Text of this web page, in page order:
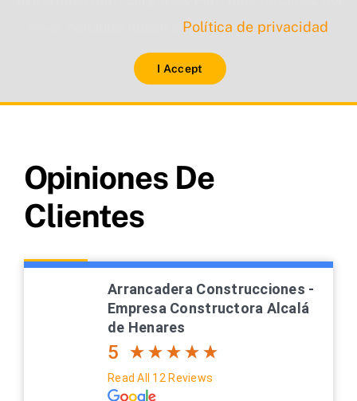
Política de privacidad
I Accept
Opiniones De
Clientes
Arrancadera Construcciones -
Empresa Constructora Alcalá
de Henares
5
Read All 12 Reviews